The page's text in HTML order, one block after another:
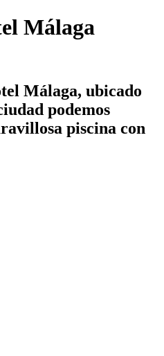
Málaga
Málaga, ubicado
podemos
piscina con